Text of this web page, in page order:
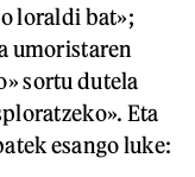
loraldi bat»;
umoristaren
sortu dutela
Eta
esango luke: